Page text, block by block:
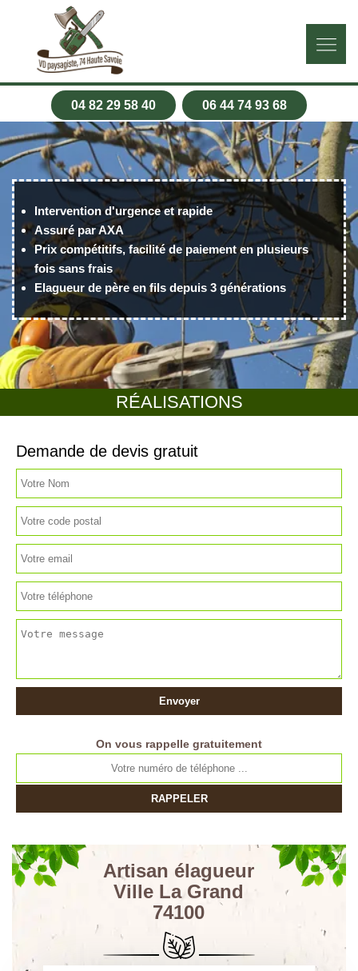
04 82 29 58 40 06 44 74 93 68
RÉALISATIONS
Intervention d'urgence et rapide
Assuré par AXA
Prix compétitifs, facilité de paiement en plusieurs
fois sans frais
Elagueur de père en fils depuis 3 générations
Demande de devis gratuit
On vous rappelle gratuitement
Artisan élagueur
Ville La Grand
74100